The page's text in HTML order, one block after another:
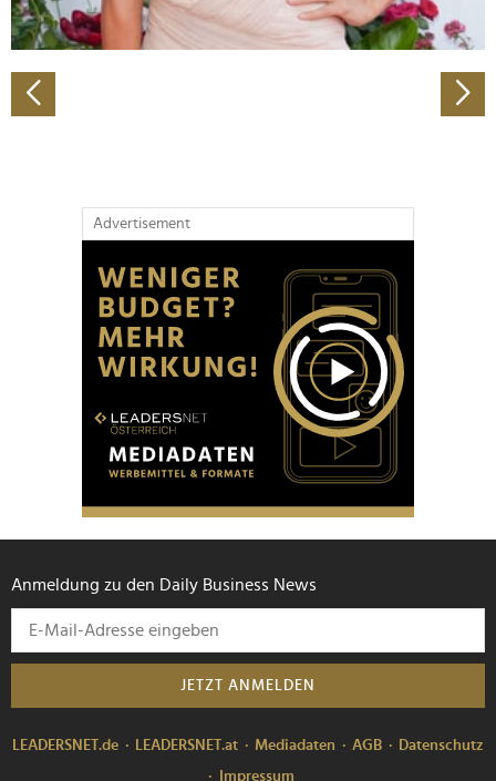
Partner führen diese Informationen möglicherweise mit
weiteren Daten zusammen, die Sie ihnen bereitgestellt
gesammelt haben.
Advertisement
Anmeldung zu den Daily Business News
JETZT ANMELDEN
LEADERSNET.de LEADERSNET.at Mediadaten AGB
Datenschutz
Impressum